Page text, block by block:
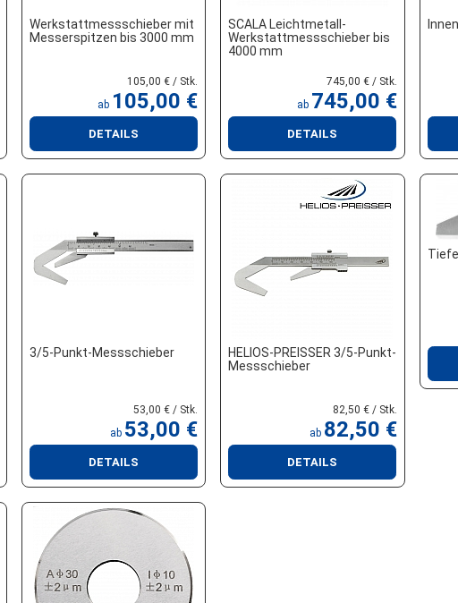
Werkstattmessschieber mit
Messerspitzen bis 3000 mm
105,00 € / Stk.
ab 105,00 €
DETAILS
SCALA Leichtmetall-
Werkstattmessschieber bis
4000 mm
745,00 € / Stk.
ab 745,00 €
DETAILS
3/5-Punkt-Messschieber
53,00 € / Stk.
ab 53,00 €
DETAILS
HELIOS-PREISSER 3/5-Punkt-
Messschieber
82,50 € / Stk.
ab 82,50 €
DETAILS